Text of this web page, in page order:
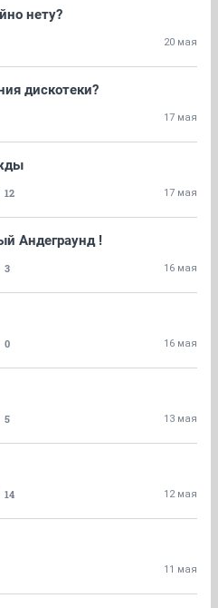
нету?
20 мая
дискотеки?
17 мая
12 17 мая
Андеграунд !
3 16 мая
0 16 мая
5 13 мая
14 12 мая
11 мая